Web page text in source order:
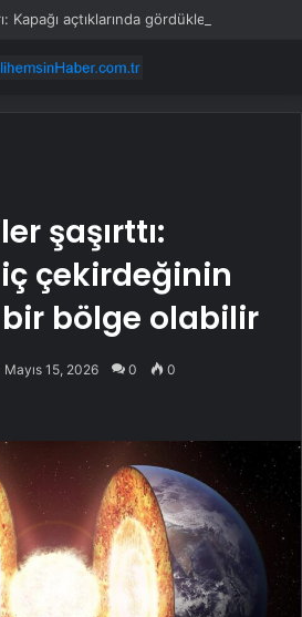
şaşırttı:
iç çekirdeğinin
bir bölge olabilir
Mayıs 15, 2026 0 0